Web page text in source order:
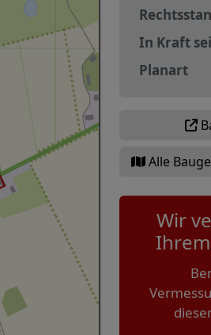
In Kraft
Planart
Alle
Wir